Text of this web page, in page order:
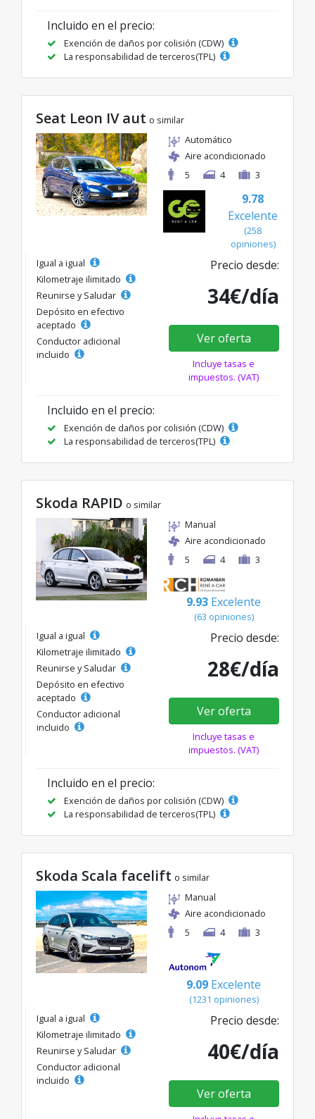
Incluido en el precio:
Exención de daños por colisión (CDW)
La responsabilidad de terceros(TPL)
Seat Leon IV aut o similar
Automático
Aire acondicionado
5
4 3
9.78
Excelente
(258
opiniones)
Igual a igual
Kilometraje ilimitado
Reunirse y Saludar
Depósito en efectivo
aceptado
Conductor adicional
incluido
Precio desde:
34€/día
Ver oferta
Incluye tasas e
impuestos. (VAT)
Incluido en el precio:
Exención de daños por colisión (CDW)
La responsabilidad de terceros(TPL)
Skoda RAPID o similar
Manual
Aire acondicionado
5
4 3
9.93 Excelente
(63 opiniones)
Igual a igual
Kilometraje ilimitado
Reunirse y Saludar
Depósito en efectivo
aceptado
Conductor adicional
incluido
Precio desde:
28€/día
Ver oferta
Incluye tasas e
impuestos. (VAT)
Incluido en el precio:
Exención de daños por colisión (CDW)
La responsabilidad de terceros(TPL)
Skoda Scala facelift o similar
Manual
Aire acondicionado
5
4 3
9.09 Excelente
(1231 opiniones)
Igual a igual
Kilometraje ilimitado
Reunirse y Saludar
Conductor adicional
incluido
Precio desde:
40€/día
Ver oferta